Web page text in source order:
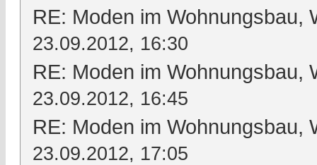
RE: Moden im Wohnungsbau,
23.09.2012, 16:30
RE: Moden im Wohnungsbau,
23.09.2012, 16:45
RE: Moden im Wohnungsbau,
23.09.2012, 17:05